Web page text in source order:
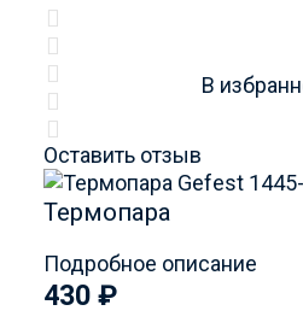
Оставить отзыв
В
Термопара
Подробное описание
430 ₽